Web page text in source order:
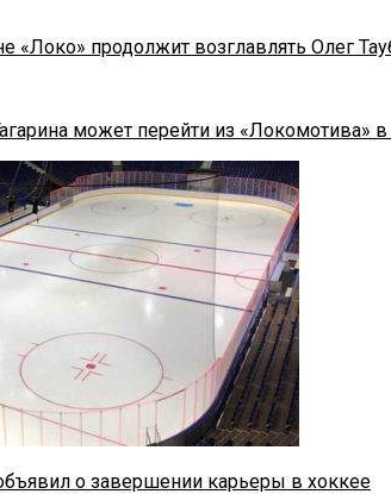
«Локо» продолжит возглавлять Олег
может перейти из «Локомотива»
о завершении карьеры в хоккее